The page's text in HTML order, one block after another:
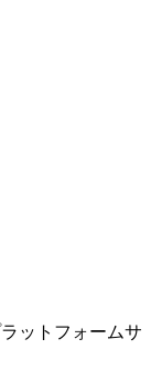
ットフォームサ